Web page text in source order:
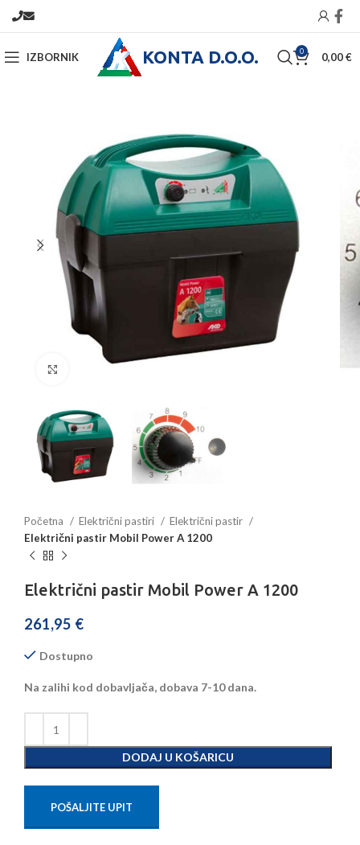
IZBORNIK KONTA D.O.O. 0 0,00€
Početna Električni pastiri
Električni pastir
Električni pastir Mobil Power A 1200
Električni pastir Mobil Power A 1200
261,95 €
Dostupno
Na zalihi kod dobavljača, dobava 7-10 dana.
DODAJ U KOŠARICU
POŠALJITE UPIT